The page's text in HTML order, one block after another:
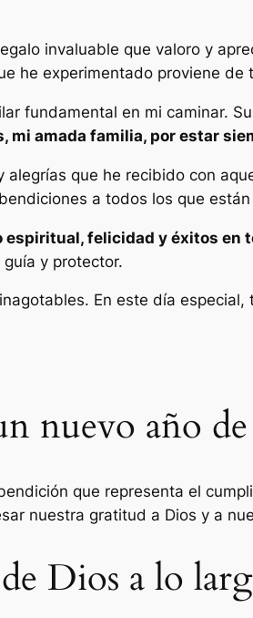
invaluable que valoro y
he experimentado proviene de
fundamental en mi caminar.
mi amada familia, por estar
que he recibido con
a todos los que
felicidad y éxitos en
y protector.
En este día
nuevo año
que representa el
nuestra gratitud a Dios y a
Dios a lo